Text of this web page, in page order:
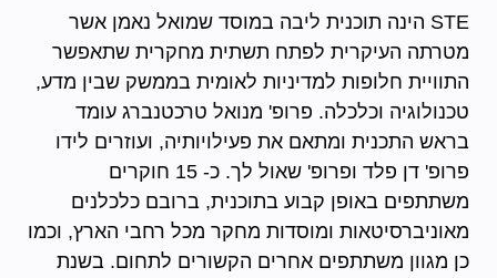
STE הינה תוכנית ליבה במוסד שמואל נאמן אשר
מטרתה העיקרית לפתח תשתית מחקרית שתאפשר
התוויית חלופות למדיניות לאומית בממשק שבין מדע,
טכנולוגיה וכלכלה. פרופ' מנואל טרכטנברג עומד
בראש התכנית ומתאם את פעילויותיה, ועוזרים לידו
פרופ' דן פלד ופרופ' שאול לך. כ- 15 חוקרים
משתתפים באופן קבוע בתוכנית, ברובם כלכלנים
מאוניברסיטאות ומוסדות מחקר מכל רחבי הארץ, וכמו
כן מגוון משתתפים אחרים הקשורים לתחום. בשנת